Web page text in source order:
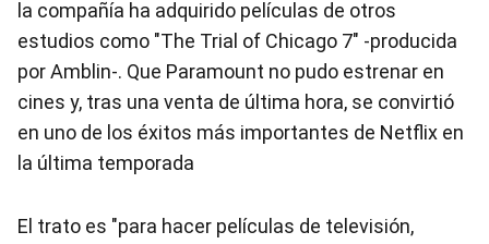
la compañía ha adquirido películas de otros
estudios como "The Trial of Chicago 7″ -producida
por Amblin-. Que Paramount no pudo estrenar en
cines y, tras una venta de última hora, se convirtió
en uno de los éxitos más importantes de Netflix en
la última temporada
El trato es "para hacer películas de televisión,